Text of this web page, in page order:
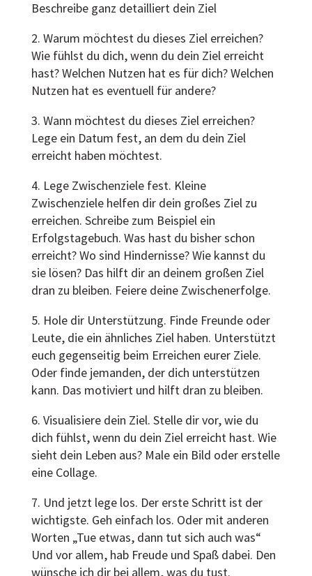
Beschreibe ganz detailliert dein Ziel
2. Warum möchtest du dieses Ziel erreichen?
Wie fühlst du dich, wenn du dein Ziel erreicht
hast? Welchen Nutzen hat es für dich? Welchen
Nutzen hat es eventuell für andere?
3. Wann möchtest du dieses Ziel erreichen?
Lege ein Datum fest, an dem du dein Ziel
erreicht haben möchtest.
4. Lege Zwischenziele fest. Kleine
Zwischenziele helfen dir dein großes Ziel zu
erreichen. Schreibe zum Beispiel ein
Erfolgstagebuch. Was hast du bisher schon
erreicht? Wo sind Hindernisse? Wie kannst du
sie lösen? Das hilft dir an deinem großen Ziel
dran zu bleiben. Feiere deine Zwischenerfolge.
5. Hole dir Unterstützung. Finde Freunde oder
Leute, die ein ähnliches Ziel haben. Unterstützt
euch gegenseitig beim Erreichen eurer Ziele.
Oder finde jemanden, der dich unterstützen
kann. Das motiviert und hilft dran zu bleiben.
6. Visualisiere dein Ziel. Stelle dir vor, wie du
dich fühlst, wenn du dein Ziel erreicht hast. Wie
sieht dein Leben aus? Male ein Bild oder erstelle
eine Collage.
7. Und jetzt lege los. Der erste Schritt ist der
wichtigste. Geh einfach los. Oder mit anderen
Worten „Tue etwas, dann tut sich auch was“
Und vor allem, hab Freude und Spaß dabei. Den
wünsche ich dir bei allem, was du tust.